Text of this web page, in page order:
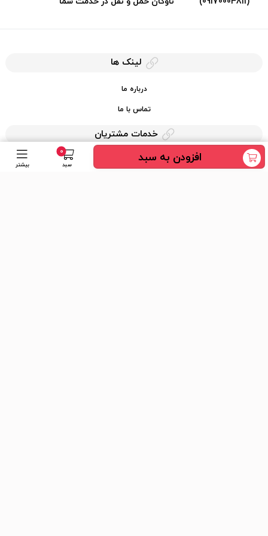
افزودن به سبد 0
سبد بیشتر
لینک ها
درباره ما
تماس با ما
خدمات مشتریان
حریم خصوصی